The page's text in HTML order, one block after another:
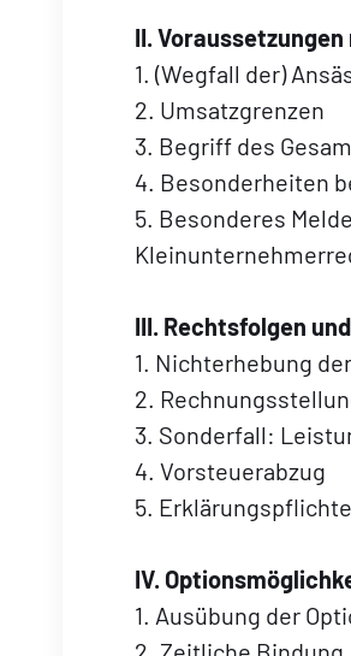
II. Voraussetzungen
1. (Wegfall der)
2. Umsatzgrenzen
3. Begriff des
4. Besonderheiten
5. Besonderes
III. Rechtsfolgen
1. Nichterhebung
2.
3. Sonderfall:
4. Vorsteuerabzug
5.
IV.
1. Ausübung der